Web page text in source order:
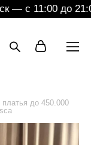
с 11:00 до 21:00|
до 450.000